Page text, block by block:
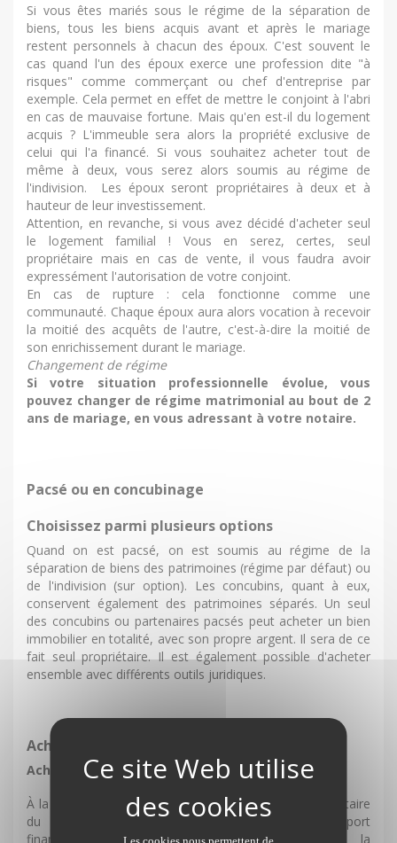
Si vous êtes mariés sous le régime de la séparation de
biens, tous les biens acquis avant et après le mariage
restent personnels à chacun des époux. C'est souvent le
cas quand l'un des époux exerce une profession dite "à
risques" comme commerçant ou chef d'entreprise par
exemple. Cela permet en effet de mettre le conjoint à l'abri
en cas de mauvaise fortune. Mais qu'en est-il du logement
acquis ? L'immeuble sera alors la propriété exclusive de
celui qui l'a financé. Si vous souhaitez acheter tout de
même à deux, vous serez alors soumis au régime de
l'indivision. Les époux seront propriétaires à deux et à
hauteur de leur investissement.
Attention, en revanche, si vous avez décidé d'acheter seul
le logement familial ! Vous en serez, certes, seul
propriétaire mais en cas de vente, il vous faudra avoir
expressément l'autorisation de votre conjoint.
En cas de rupture : cela fonctionne comme une
communauté. Chaque époux aura alors vocation à recevoir
la moitié des acquêts de l'autre, c'est-à-dire la moitié de
son enrichissement durant le mariage.
Changement de régime
Si votre situation professionnelle évolue, vous
pouvez changer de régime matrimonial au bout de 2
ans de mariage, en vous adressant à votre notaire.
Pacsé ou en concubinage
Choisissez parmi plusieurs options
Quand on est pacsé, on est soumis au régime de la
séparation de biens des patrimoines (régime par défaut) ou
de l'indivision (sur option). Les concubins, quant à eux,
conservent également des patrimoines séparés. Un seul
des concubins ou partenaires pacsés peut acheter un bien
immobilier en totalité, avec son propre argent. Il sera de ce
fait seul propriétaire. Il est également possible d'acheter
ensemble avec différents outils juridiques.
Achat en indivision : fixez la part de chacun !
Acheter en indivision
À la signature de l'acte d'achat, chacun devient propriétaire
du bien immobilier, proportionnellement à son apport
financier (30/70, 50/50...). Attention, il s'agit de la